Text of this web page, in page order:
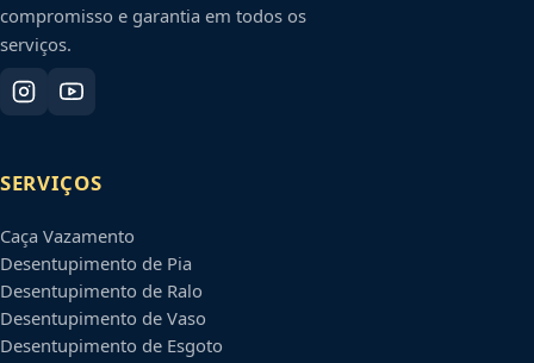
compromisso e garantia em todos os
serviços.
SERVIÇOS
Caça Vazamento
Desentupimento de Pia
Desentupimento de Ralo
Desentupimento de Vaso
Desentupimento de Esgoto